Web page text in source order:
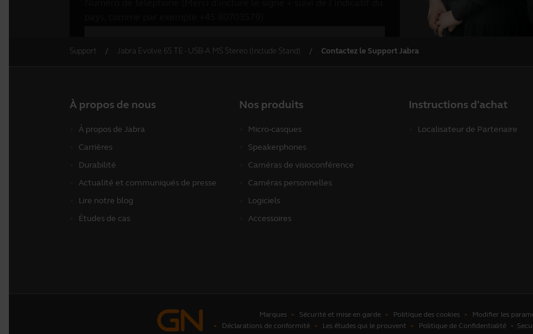
Support Jabra Evolve 65 TE - USB-A MS Stereo (Include Stand) Contactez le Support Jabra
À propos de nous
À propos de Jabra
Carrières
Durabilité
Actualité et communiqués de presse
Lire notre blog
Études de cas
Nos produits
Micro-casques
Speakerphones
Caméras de visioconférence
Caméras personnelles
Logiciels
Accessoires
Instructions d'achat
Localisateur de Partenaire
Marques Sécurité et mise en garde Politique des cookies
Modifier les
Déclarations de conformité
Les études qui le prouvent Politique de Confidentialité